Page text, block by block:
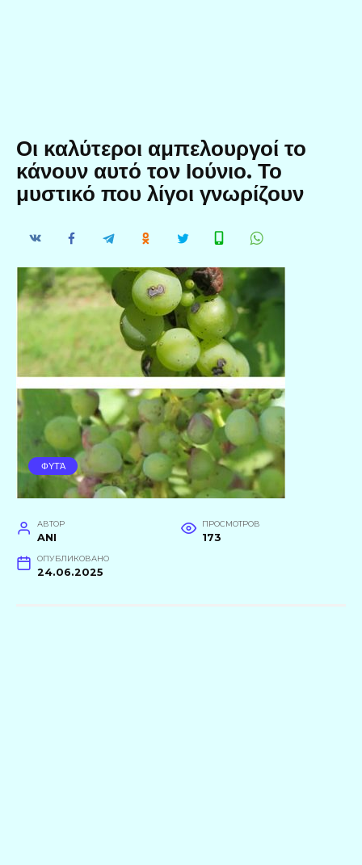
Οι καλύτεροι αμπελουργοί το
κάνουν αυτό τον Ιούνιο. Το
μυστικό που λίγοι γνωρίζουν
ΦΥΤΆ
АВТОР
ANI
ПРОСМОТРОВ
173
ОПУБЛИКОВАНО
24.06.2025